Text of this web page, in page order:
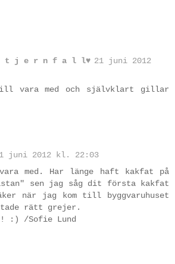
t j e r n f a l l♥ 21 juni 2012
vara med och självklart gillar
juni 2012 kl. 22:03
med. Har länge haft kakfat på
sen jag såg dit första kakfat
när jag kom till byggvaruhuset
rätt grejer.
:) /Sofie Lund